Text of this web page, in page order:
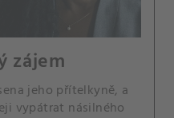
zájem
jeho přítelkyně, a
vypátrat násilného